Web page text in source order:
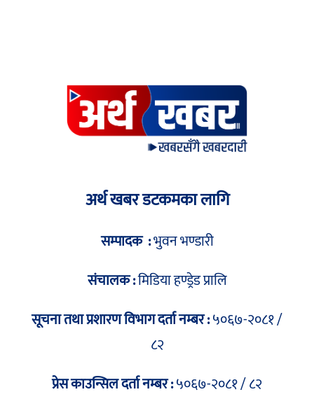
अर्थ खबर डटकमका लागि
सम्पादक :भुवन भण्डारी
संचालक :मिडिया हण्ड्रेड प्रालि
सूचना तथा प्रशारण विभाग दर्ता नम्बर :५०६७-२०८१ /
८२
प्रेस काउन्सिल दर्ता नम्बर :५०६७-२०८१ / ८२